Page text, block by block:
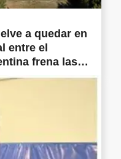
a quedar en
entre el
frena las
país